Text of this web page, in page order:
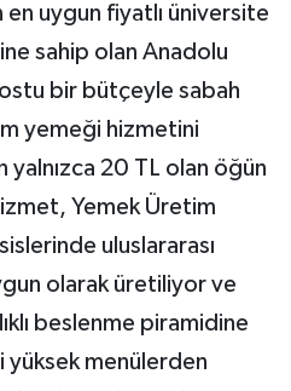
uygun fiyatlı üniversite
sahip olan Anadolu
bir bütçeyle sabah
yemeği hizmetini
20 TL olan öğün
Yemek Üretim
uluslararası
olarak üretiliyor ve
beslenme piramidine
menülerden